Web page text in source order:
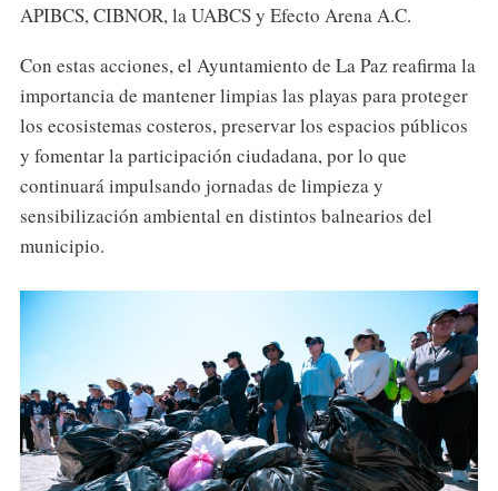
APIBCS, CIBNOR, la UABCS y Efecto Arena A.C.
Con estas acciones, el Ayuntamiento de La Paz reafirma la
importancia de mantener limpias las playas para proteger
los ecosistemas costeros, preservar los espacios públicos
y fomentar la participación ciudadana, por lo que
continuará impulsando jornadas de limpieza y
sensibilización ambiental en distintos balnearios del
municipio.